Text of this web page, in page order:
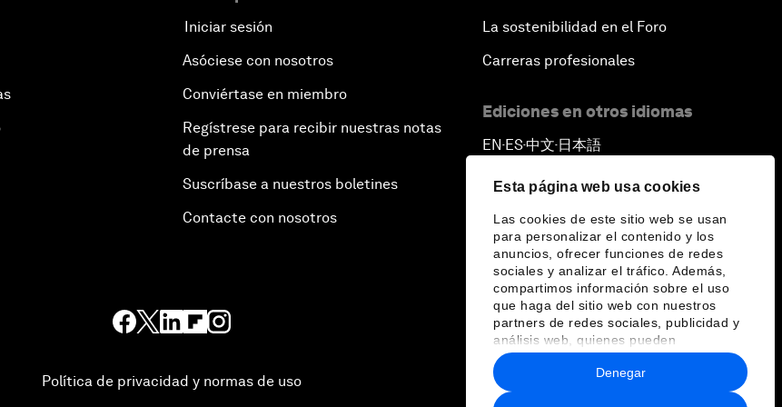
Esta página web usa cookies
Las cookies de este sitio web se usan
para personalizar el contenido y los
anuncios, ofrecer funciones de redes
sociales y analizar el tráfico. Además,
compartimos información sobre el uso
que haga del sitio web con nuestros
partners de redes sociales, publicidad y
análisis web, quienes pueden
combinarla con otra información que les
haya proporcionado o que hayan
recopilado a partir del uso que haya
Denegar
Iniciar sesión
Asóciese con nosotros
Conviértase en miembro
Regístrese para recibir nuestras notas
de prensa
Suscríbase a nuestros boletines
Contacte con nosotros
La sostenibilidad en el Foro
Carreras profesionales
Ediciones en otros idiomas
EN ▪ ES▪中文▪ 日本語
Política de privacidad y normas de uso